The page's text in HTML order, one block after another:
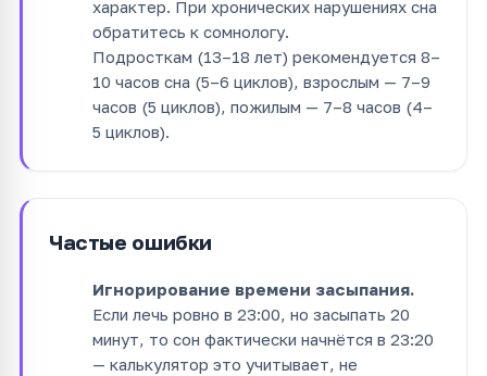
характер. При хронических нарушениях сна
обратитесь к сомнологу.
Подросткам (13–18 лет) рекомендуется 8–
10 часов сна (5–6 циклов), взрослым — 7–9
часов (5 циклов), пожилым — 7–8 часов (4–
5 циклов).
Частые ошибки
Игнорирование времени засыпания.
Если лечь ровно в 23:00, но засыпать 20
минут, то сон фактически начнётся в 23:20
— калькулятор это учитывает, не